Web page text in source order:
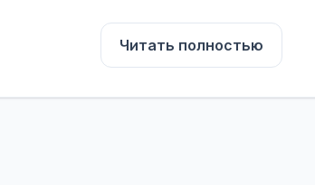
комфортной поездки: регулировка
работают стюарды. У нас
печатать билет заранее не нужно.
посадки, время и место прибытия,
Читать полностью